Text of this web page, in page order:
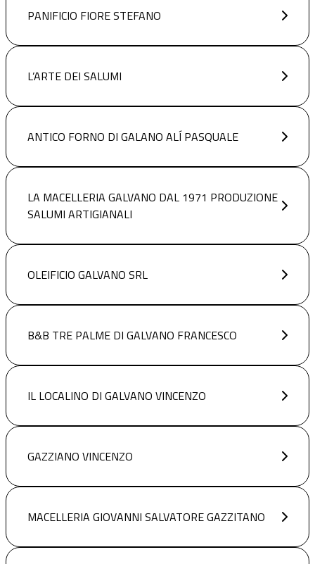
PANIFICIO FIORE STEFANO
L’ARTE DEI SALUMI
ANTICO FORNO DI GALANO ALÍ PASQUALE
LA MACELLERIA GALVANO DAL 1971 PRODUZIONE
SALUMI ARTIGIANALI
OLEIFICIO GALVANO SRL
B&B TRE PALME DI GALVANO FRANCESCO
IL LOCALINO DI GALVANO VINCENZO
GAZZIANO VINCENZO
MACELLERIA GIOVANNI SALVATORE GAZZITANO